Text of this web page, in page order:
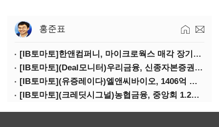
홍준표
[IB토마토]한앤컴퍼니, 마이크로웍스 매각 장기화 대비…배당 회수판 깔았다
[IB토마토](Deal모니터)우리금융, 신종자본증권 발행했지만 차환금리 '부담'
[IB토마토](유증레이다)엘앤씨바이오, 1406억 유증…최대주주는 절반만 청약
[IB토마토](크레딧시그널)농협금융, 중앙회 1.2조 지원받아 생산적금융 확대